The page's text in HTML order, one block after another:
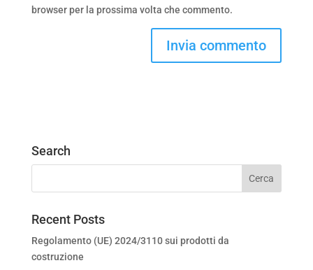
browser per la prossima volta che commento.
Search
Recent Posts
Regolamento (UE) 2024/3110 sui prodotti da
costruzione